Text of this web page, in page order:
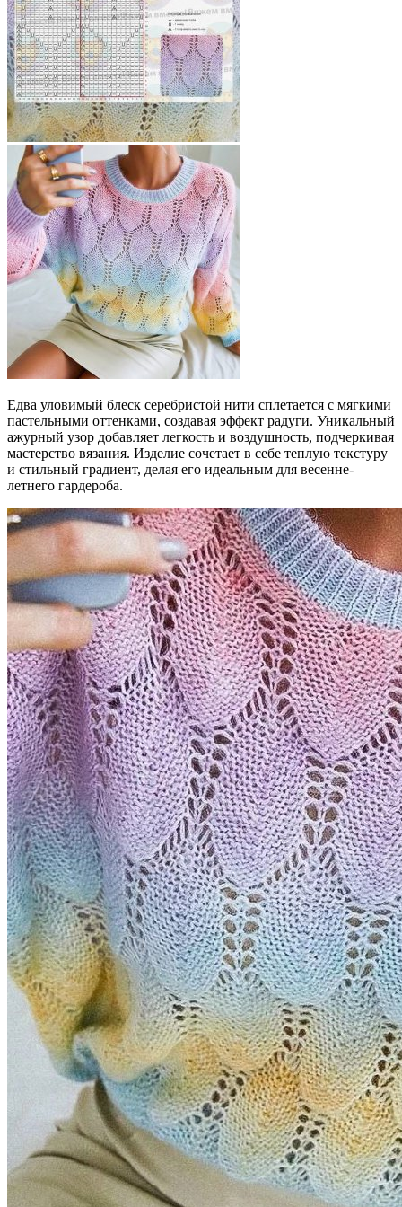
Едва уловимый блеск серебристой нити сплетается с мягкими
пастельными оттенками, создавая эффект радуги. Уникальный
ажурный узор добавляет легкость и воздушность, подчеркивая
мастерство вязания. Изделие сочетает в себе теплую текстуру
и стильный градиент, делая его идеальным для весенне-
летнего гардероба.